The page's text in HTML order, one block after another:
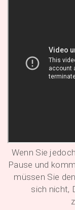
Wenn Sie
Pause und
müssen Sie
sich nicht,